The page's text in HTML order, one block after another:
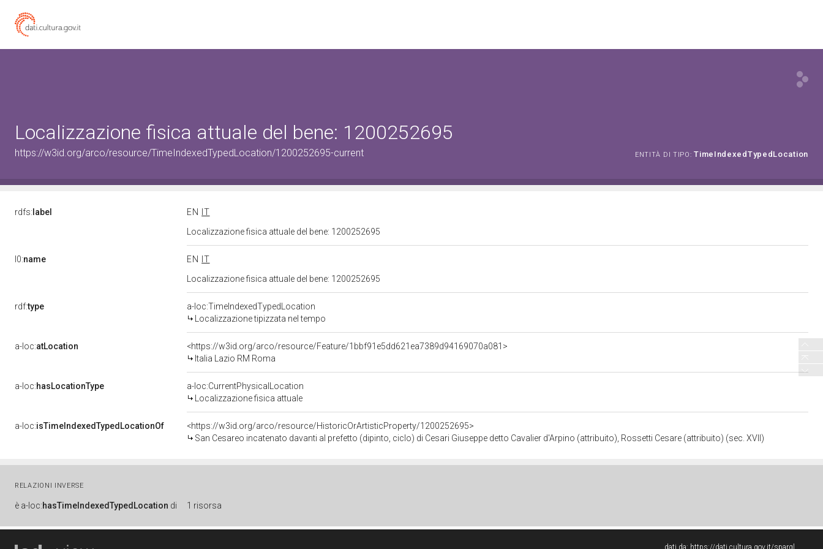
Localizzazione fisica attuale del bene: 1200252695
https://w3id.org/arco/resource/TimeIndexedTypedLocation/1200252695-current ENTITÀ DI TIPO: TimeIndexedTypedLocation
rdfs: label EN
IT
Localizzazione fisica attuale del bene: 1200252695
l0:name EN
IT
Localizzazione fisica attuale del bene: 1200252695
rdf:type
a-loc:TimeIndexedTypedLocation
Localizzazione tipizzata nel tempo
a-loc:atLocation
<https://w3id.org/arco/resource/Feature/1bbf91e5dd621ea7389d94169070a081>
Italia Lazio RM Roma
a-loc:hasLocationType
a-loc:CurrentPhysicalLocation
Localizzazione fisica attuale
a-loc:isTimeIndexedTypedLocationOf
<https://w3id.org/arco/resource/HistoricOrArtisticProperty/1200252695>
San Cesareo incatenato davanti al prefetto (dipinto, ciclo) di Cesari Giuseppe detto Cavalier d'Arpino (attribuito), Rossetti Cesare (attribuito) (sec. XVII)
RELAZIONI INVERSE
è a-loc:hasTimeIndexedTypedLocation di 1 risorsa
dati da: https://dati.cultura.gov.it/sparql